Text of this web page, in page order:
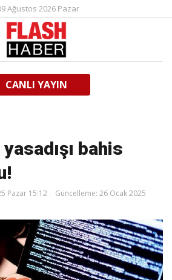
Ağustos 2026 Pazar
CANLI YAYIN
bahis
Pazar 15:12 Güncelleme: 26 Ocak 2025